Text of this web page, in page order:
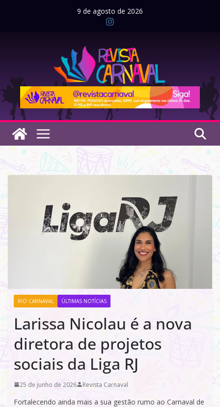
9 de agosto de 2026
RIO CARNAVAL ÚLTIMAS NOTÍCIAS
Larissa Nicolau é a nova
diretora de projetos
sociais da Liga RJ
25 de junho de 2026 Revista Carnaval
Fortalecendo ainda mais a sua gestão rumo ao Carnaval de